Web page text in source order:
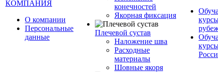
КОМПАНИЯ
О компании
Персональные
данные
конечностей
Якорная фиксация
Плечевой сустав
Наложение шва
Расходные
материалы
Шовные якоря